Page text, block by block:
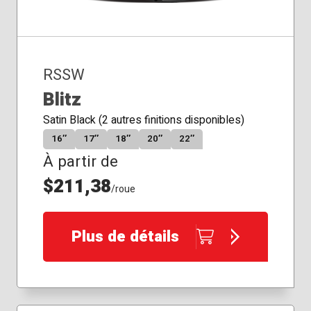
RSSW
Blitz
Satin Black (2 autres finitions disponibles)
16″ 17″ 18″ 20″ 22″
À partir de
$211,38/roue
Plus de détails